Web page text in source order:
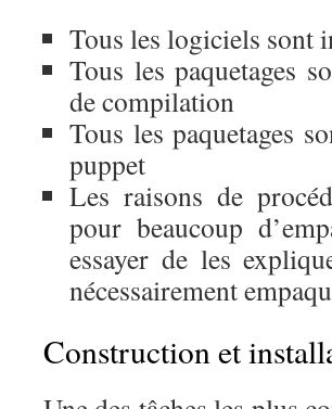
Tous les logiciels sont
Tous les paquetages
de compilation
Tous les paquetages
puppet
Les raisons de
pour beaucoup
essayer de les
nécessairement
Construction et